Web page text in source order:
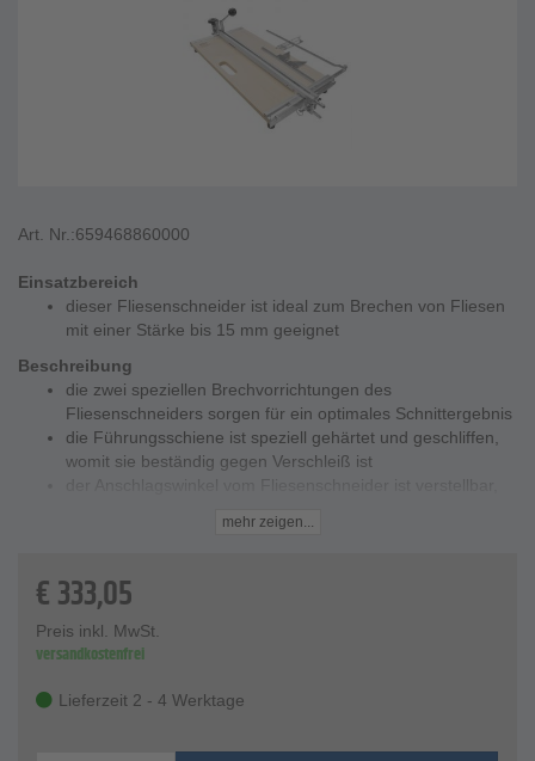
Art. Nr.:659468860000
Einsatzbereich
dieser Fliesenschneider ist ideal zum Brechen von Fliesen
mit einer Stärke bis 15 mm geeignet
Beschreibung
die zwei speziellen Brechvorrichtungen des
Fliesenschneiders sorgen für ein optimales Schnittergebnis
die Führungsschiene ist speziell gehärtet und geschliffen,
womit sie beständig gegen Verschleiß ist
der seitlich ausklappbarer Auflagewinkel hält das Werkstück
die 21 mm starke und wasserfest verleimte Holzplatte
enthält einen eingefrästen Tragegriff und ermöglicht so den
komfortablen Transport
zusätzlich dient die Holzplatte Transportsicherung für das
Technische Daten
mehr zeigen...
€333,05
Preis inkl. MwSt.
versandkostenfrei
Lieferzeit 2 - 4 Werktage